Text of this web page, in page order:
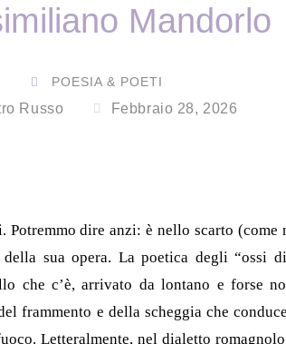
Mandorlo
POESIA & POETI
Russo Febbraio 28, 2026
dire anzi: è nello scarto (come
sua opera. La poetica degli “ossi
che c’è, arrivato da lontano e forse
frammento e della scheggia che
Letteralmente, nel dialetto